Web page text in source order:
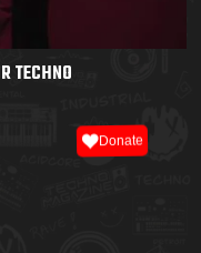
TECHNO
Donate